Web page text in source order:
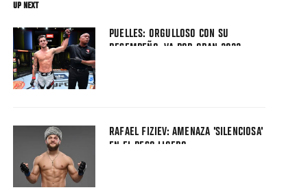
UP NEXT
PUELLES: ORGULLOSO CON SU
DESEMPEÑO, VA POR GRAN 2022
RAFAEL FIZIEV: AMENAZA 'SILENCIOSA'
EN EL PESO LIGERO